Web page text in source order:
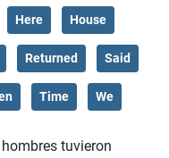
Here House
Returned Said
Time We
tuvieron